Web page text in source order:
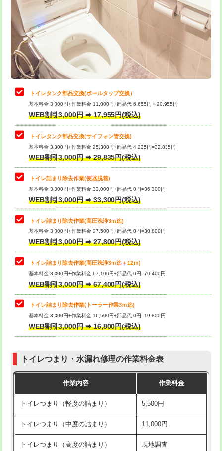
トイレタンク部品交換(ボールタップ交換）
基本料金 3,300円+作業料金 11,000円+部品代 6,655円＝20,955円
WEB割引3,000円 ➡ 17,955円(税込)
トイレタンク部品交換(サイフォン管交換)
基本料金 3,300円+作業料金 25,300円+部品代 4,235円=32,835円
WEB割引3,000円 ➡ 29,835円(税込)
トイレ詰まり除去作業(便器脱着)
基本料金 3,300円+作業料金 33,000円+部品代 0円=36,300円
WEB割引3,000円 ➡ 33,300円(税込)
トイレ詰まり除去作業(高圧洗浄3ｍ迄)
基本料金 3,300円+作業料金 27,500円+部品代 0円=30,800円
WEB割引3,000円 ➡ 27,800円(税込)
トイレ詰まり除去作業(高圧洗浄3ｍ迄＋12ｍ)
基本料金 3,300円+作業料金 67,100円+部品代 0円=70,400円
WEB割引3,000円 ➡ 67,400円(税込)
トイレ詰まり除去作業(トーラー作業3ｍ迄)
基本料金 3,300円+作業料金 16,500円+部品代 0円=19,800円
WEB割引3,000円 ➡ 16,800円(税込)
トイレつまり・水漏れ修理の作業料金表
作業内容 作業料金
トイレつまり（軽度の詰まり） 5,500円
トイレつまり（中度の詰まり） 11,000円
トイレつまり（高度の詰まり） 現地調査